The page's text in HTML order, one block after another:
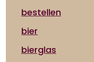
bestellen
bier
bierglas